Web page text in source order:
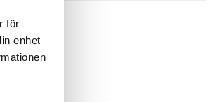
för
enhet